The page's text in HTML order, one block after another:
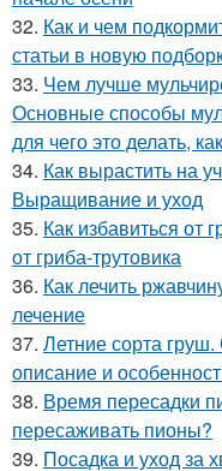
32. Как и чем
статьи в новую
33. Чем лучше
Основные способы
для чего это делать,
34. Как вырастить на
Выращивание и уход
35. Как избавиться от
от гриба-трутовика
36. Как лечить
лечение
37. Летние сорта
описание и
38. Время пересадки
пересаживать пионы?
39. Посадка и уход за